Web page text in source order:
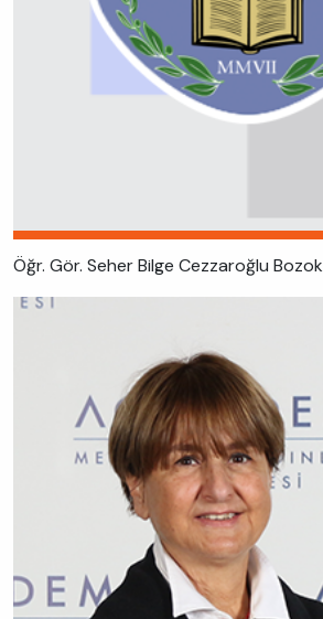
Öğr. Gör. Seher Bilge Cezzaroğlu Bozok